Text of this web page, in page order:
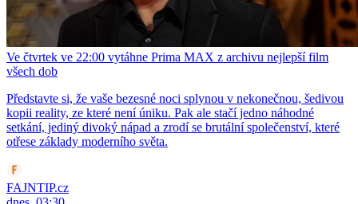
Ve čtvrtek ve 22:00 vytáhne Prima MAX z archivu nejlepší film
všech dob
Představte si, že vaše bezesné noci splynou v nekonečnou, šedivou
kopii reality, ze které není úniku. Pak ale stačí jedno náhodné
setkání, jediný divoký nápad a zrodí se brutální společenství, které
otřese základy moderního světa.
FAJNTIP.cz